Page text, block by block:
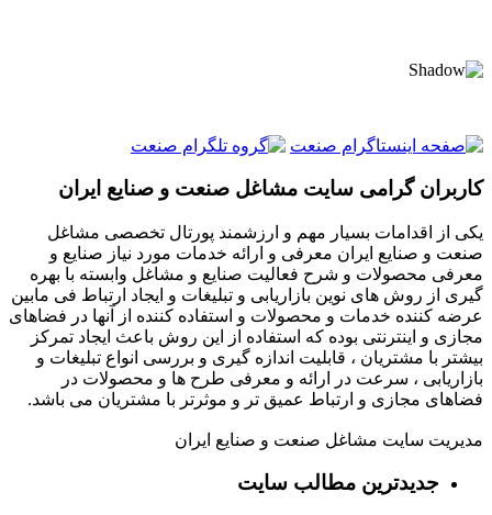
کاربران گرامی سایت مشاغل صنعت و صنایع ایران
یکی از اقدامات بسیار مهم و ارزشمند پورتال تخصصی مشاغل
صنعت و صنایع ایران معرفی و ارائه خدمات مورد نیاز صنایع و
معرفی محصولات و شرح فعالیت صنایع و مشاغل وابسته با بهره
گیری از روش های نوین بازاریابی و تبلیغات و ایجاد ارتباط فی مابین
عرضه کننده خدمات و محصولات و استفاده کننده از آنها در فضاهای
مجازی و اینترنتی بوده که استفاده از این روش باعث ایجاد تمرکز
بیشتر با مشتریان ، قابلیت اندازه گیری و بررسی انواع تبلیغات و
بازاریابی ، سرعت در ارائه و معرفی طرح ها و محصولات در
فضاهای مجازی و ارتباط عمیق تر و موثرتر با مشتریان می باشد.
مدیریت سایت مشاغل صنعت و صنایع ایران
جدیدترین مطالب سایت